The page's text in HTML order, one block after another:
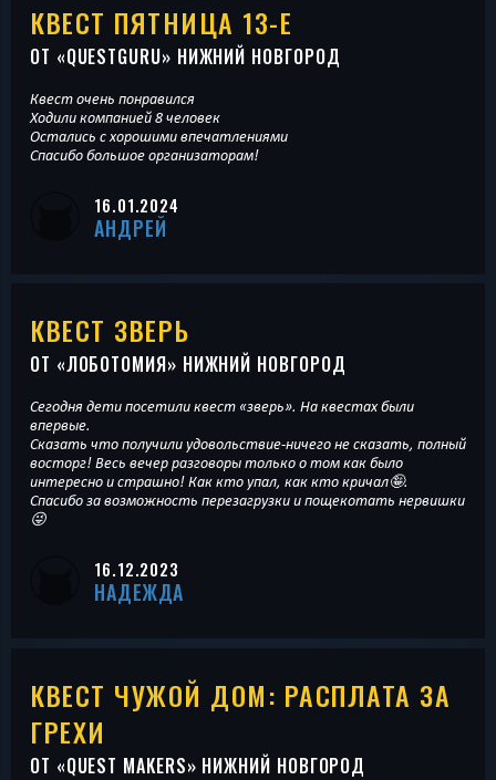
КВЕСТ ПЯТНИЦА 13-Е
ОТ «QUESTGURU» НИЖНИЙ НОВГОРОД
Квест очень понравился
Ходили компанией 8 человек
Остались с хорошими впечатлениями
Спасибо большое организаторам!
16.01.2024
АНДРЕЙ
КВЕСТ ЗВЕРЬ
ОТ «ЛОБОТОМИЯ» НИЖНИЙ НОВГОРОД
Сегодня дети посетили квест «зверь». На квестах были
впервые.
Сказать что получили удовольствие-ничего не сказать, полный
восторг! Весь вечер разговоры только о том как было
интересно и страшно! Как кто упал, как кто кричал🤪.
Спасибо за возможность перезагрузки и пощекотать нервишки
😜
16.12.2023
НАДЕЖДА
КВЕСТ ЧУЖОЙ ДОМ: РАСПЛАТА ЗА
ГРЕХИ
ОТ «QUEST MAKERS» НИЖНИЙ НОВГОРОД